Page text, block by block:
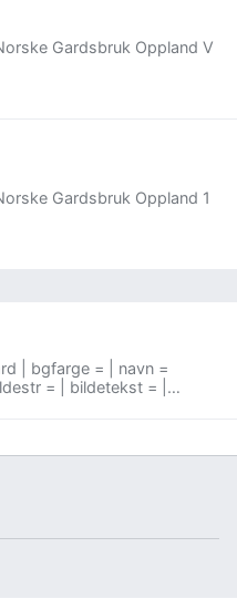
Gardsbruk Oppland V
Gardsbruk Oppland 1
| bgfarge = | navn =
= | bildetekst = |
= | postnr = }} '''Klavesbøl